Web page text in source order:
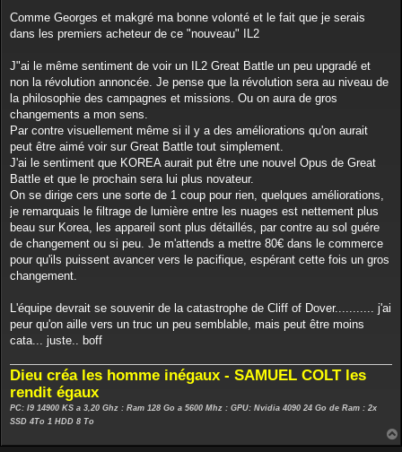
g
Comme Georges et makgré ma bonne volonté et le fait que je serais
dans les premiers acheteur de ce "nouveau" IL2
J"ai le même sentiment de voir un IL2 Great Battle un peu upgradé et
non la révolution annoncée. Je pense que la révolution sera au niveau de
la philosophie des campagnes et missions. Ou on aura de gros
changements a mon sens.
Par contre visuellement même si il y a des améliorations qu'on aurait
peut être aimé voir sur Great Battle tout simplement.
J'ai le sentiment que KOREA aurait put être une nouvel Opus de Great
Battle et que le prochain sera lui plus novateur.
On se dirige cers une sorte de 1 coup pour rien, quelques améliorations,
je remarquais le filtrage de lumière entre les nuages est nettement plus
beau sur Korea, les appareil sont plus détaillés, par contre au sol guére
de changement ou si peu. Je m'attends a mettre 80€ dans le commerce
pour qu'ils puissent avancer vers le pacifique, espérant cette fois un gros
changement.
L'équipe devrait se souvenir de la catastrophe de Cliff of Dover........... j'ai
peur qu'on aille vers un truc un peu semblable, mais peut être moins
cata... juste.. boff
Dieu créa les homme inégaux - SAMUEL COLT les
rendit égaux
PC: I9 14900 KS a 3,20 Ghz : Ram 128 Go a 5600 Mhz : GPU: Nvidia 4090 24 Go de Ram : 2x
SSD 4To 1 HDD 8 To